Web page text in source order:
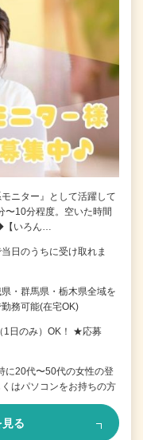
ニター』として活躍して
〜10分程度。空いた時間
【いろん…
日のうちに受け取れま
・群馬県・栃木県全域を
務可能(在宅OK)
1日のみ）OK！ ★応募
20代〜50代の女性の登
はパソコンをお持ちの方
る